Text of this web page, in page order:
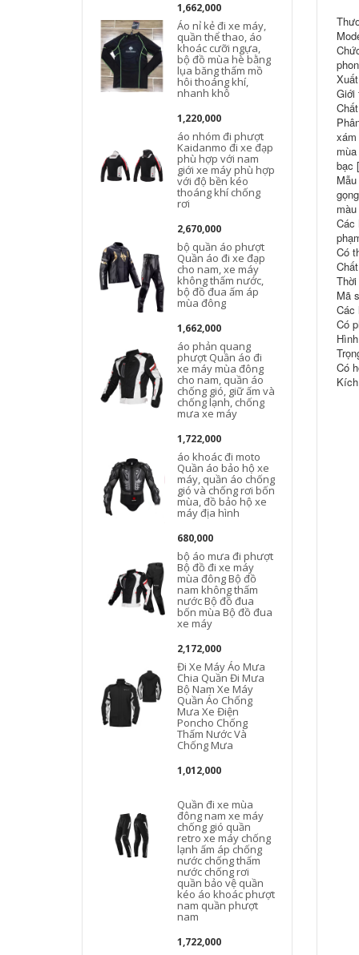
1,662,000
Áo nỉ kẻ đi xe máy,
quần thể thao, áo
khoác cưỡi ngựa,
bộ đồ mùa hè bằng
lụa băng thấm mồ
hôi thoáng khí,
nhanh khô
1,220,000
áo nhóm đi phượt
Kaidanmo đi xe đạp
phù hợp với nam
giới xe máy phù hợp
với độ bền kéo
thoáng khí chống
rơi
2,670,000
bộ quần áo phượt
Quần áo đi xe đạp
cho nam, xe máy
không thấm nước,
bộ đồ đua ấm áp
mùa đông
1,662,000
áo phản quang
phượt Quần áo đi
xe máy mùa đông
cho nam, quần áo
chống gió, giữ ấm và
chống lạnh, chống
mưa xe máy
1,722,000
áo khoác đi moto
Quần áo bảo hộ xe
máy, quần áo chống
gió và chống rơi bốn
mùa, đồ bảo hộ xe
máy địa hình
680,000
bộ áo mưa đi phượt
Bộ đồ đi xe máy
mùa đông Bộ đồ
nam không thấm
nước Bộ đồ đua
bốn mùa Bộ đồ đua
xe máy
2,172,000
Đi Xe Máy Áo Mưa
Chia Quần Đi Mưa
Bộ Nam Xe Máy
Quần Áo Chống
Mưa Xe Điện
Poncho Chống
Thấm Nước Và
Chống Mưa
1,012,000
Quần đi xe mùa
đông nam xe máy
chống gió quần
retro xe máy chống
lạnh ấm áp chống
nước chống thấm
nước chống rơi
quần bảo vệ quần
kéo áo khoác phượt
nam quần phượt
nam
1,722,000
Giới
bạc
Các
Có
Mã
Các
Có
Có